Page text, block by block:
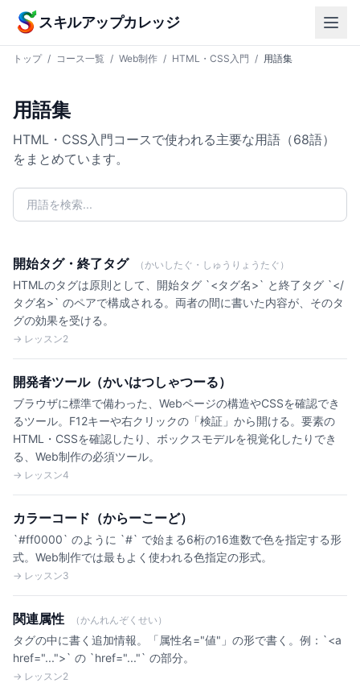
本文へスキップ
スキルアップカレッジ
トップ / コース一覧 / Web制作 / HTML・CSS入門 / 用語集
用語集
HTML・CSS入門コースで使われる主要な用語（68語）
をまとめています。
開始タグ・終了タグ （かいしたぐ・しゅうりょうたぐ）
HTMLのタグは原則として、開始タグ `<タグ名>` と終了タグ `</
タグ名>` のペアで構成される。両者の間に書いた内容が、そのタ
グの効果を受ける。
→ レッスン2
開発者ツール（かいはつしゃつーる）
ブラウザに標準で備わった、Webページの構造やCSSを確認でき
るツール。F12キーや右クリックの「検証」から開ける。要素の
HTML・CSSを確認したり、ボックスモデルを視覚化したりでき
る、Web制作の必須ツール。
→ レッスン4
カラーコード（からーこーど）
`#ff0000` のように `#` で始まる6桁の16進数で色を指定する形
式。Web制作では最もよく使われる色指定の形式。
→ レッスン3
関連属性 （かんれんぞくせい）
タグの中に書く追加情報。「属性名="値"」の形で書く。例：`<a
href="...">` の `href="..."` の部分。
→ レッスン2